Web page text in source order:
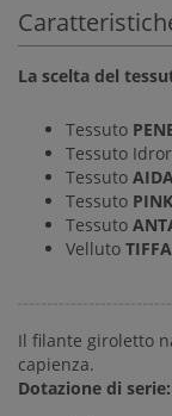
La scelta del
Tessuto
Tessuto
Tessuto AIDA
Tessuto
Tessuto
Velluto
Il filante giroletto
capienza.
Dotazione di serie: